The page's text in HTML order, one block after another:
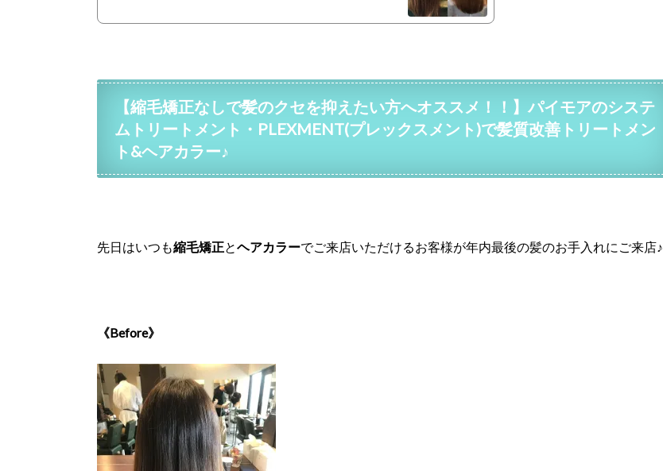
【縮毛矯正なしで髪のクセを抑えたい方へオススメ！！】パイモアのシステ
ムトリートメント・PLEXMENT(プレックスメント)で髪質改善トリートメン
ト&ヘアカラー♪
先日はいつも縮毛矯正とヘアカラーでご来店いただけるお客様が年内最後の髪のお手入れにご来店♪
《Before》